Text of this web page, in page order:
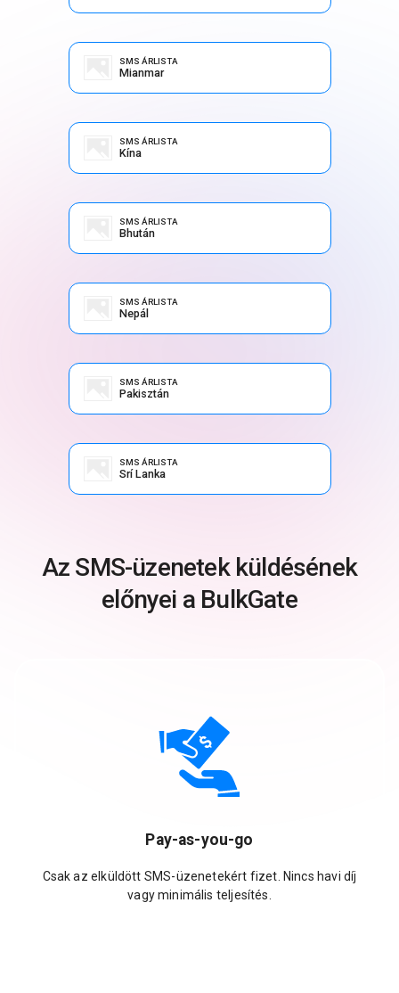
SMS ÁRLISTA
Mianmar
SMS ÁRLISTA
Kína
SMS ÁRLISTA
Bhután
SMS ÁRLISTA
Nepál
SMS ÁRLISTA
Pakisztán
SMS ÁRLISTA
Srí Lanka
Az SMS-üzenetek küldésének
előnyei a BulkGate
Pay-as-you-go
Csak az elküldött SMS-üzenetekért fizet. Nincs havi díj
vagy minimális teljesítés.